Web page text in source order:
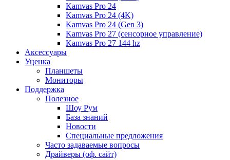
Kamvas Pro 24
Kamvas Pro 24 (4K)
Kamvas Pro 24 (Gen 3)
Kamvas Pro 27 (сенсорное управление)
Kamvas Pro 27 144 hz
Аксессуары
Уценка
Планшеты
Мониторы
Поддержка
Полезное
Шоу Рум
База знаний
Новости
Специальные предложения
Часто задаваемые вопросы
Драйверы (оф. сайт)